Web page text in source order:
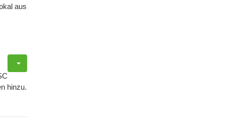
aus
hinzu.